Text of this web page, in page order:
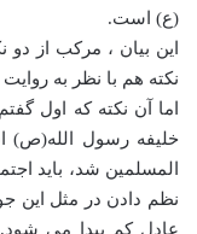
(ع) است.
این بیان ، مرکب از دو
نکته هم با نظر به روایت
اما آن نکته که اول
خلیفه رسول الله(ص)
المسلمین شد، باید
نظم دادن در مثل این
عادل کم پیدا می شود.